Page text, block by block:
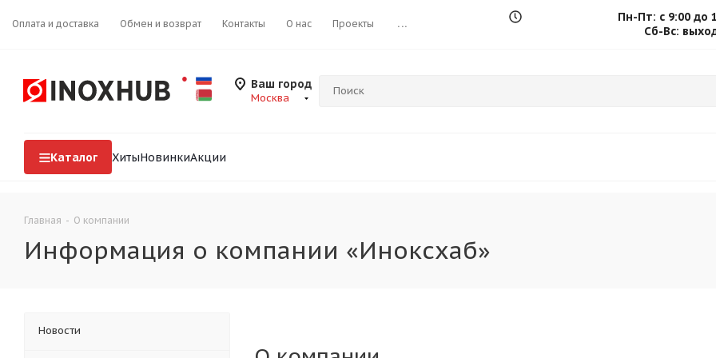
Оплата и доставка Обмен и возврат Контакты О нас Проекты ...
Пн-Пт: с 9:00 до
Сб-Вс:
Ваш город
Москва
Каталог ХитыНовинкиАкции
Главная - О компании
Информация о компании «Иноксхаб»
Новости